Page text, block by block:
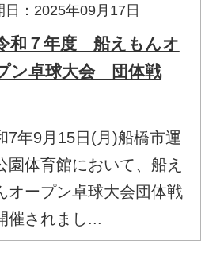
日：2025年09月17日
和７年度 船えもんオ
ン卓球大会 団体戦
7年9月15日(月)船橋市運
園体育館において、船え
オープン卓球大会団体戦
催されまし...